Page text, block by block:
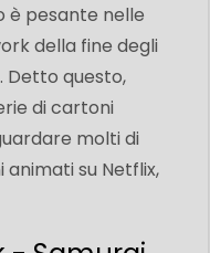
è pesante nelle
della fine degli
Detto questo,
di cartoni
molti di
su Netflix,